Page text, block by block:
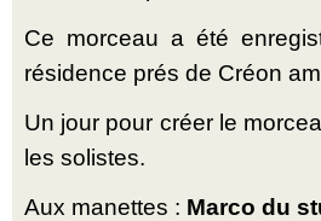
Ce morceau a été
résidence prés de Créon
Un jour pour créer le
les solistes.
Aux manettes : Marco du